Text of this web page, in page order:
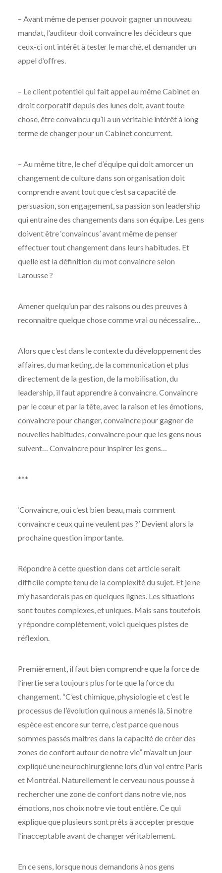
– Avant même de penser pouvoir gagner un nouveau
mandat, l’auditeur doit convaincre les décideurs que
ceux-ci ont intérêt à tester le marché, et demander un
appel d’offres.
– Le client potentiel qui fait appel au même Cabinet en
droit corporatif depuis des lunes doit, avant toute
chose, être convaincu qu’il a un véritable intérêt à long
terme de changer pour un Cabinet concurrent.
– Au même titre, le chef d’équipe qui doit amorcer un
changement de culture dans son organisation doit
comprendre avant tout que c’est sa capacité de
persuasion, son engagement, sa passion son leadership
qui entraine des changements dans son équipe. Les gens
doivent être ‘convaincus’ avant même de penser
effectuer tout changement dans leurs habitudes. Et
quelle est la définition du mot convaincre selon
Larousse ?
Amener quelqu’un par des raisons ou des preuves à
reconnaitre quelque chose comme vrai ou nécessaire…
Alors que c’est dans le contexte du développement des
affaires, du marketing, de la communication et plus
directement de la gestion, de la mobilisation, du
leadership, il faut apprendre à convaincre. Convaincre
par le cœur et par la tête, avec la raison et les émotions,
convaincre pour changer, convaincre pour gagner de
nouvelles habitudes, convaincre pour que les gens nous
suivent… Convaincre pour inspirer les gens…
***
‘Convaincre, oui c’est bien beau, mais comment
convaincre ceux qui ne veulent pas ?’ Devient alors la
prochaine question importante.
Répondre à cette question dans cet article serait
difficile compte tenu de la complexité du sujet. Et je ne
m’y hasarderais pas en quelques lignes. Les situations
sont toutes complexes, et uniques. Mais sans toutefois
y répondre complètement, voici quelques pistes de
réflexion.
Premièrement, il faut bien comprendre que la force de
l’inertie sera toujours plus forte que la force du
changement. “C’est chimique, physiologie et c’est le
processus de l’évolution qui nous a menés là. Si notre
espèce est encore sur terre, c’est parce que nous
sommes passés maitres dans la capacité de créer des
zones de confort autour de notre vie” m’avait un jour
expliqué une neurochirurgienne lors d’un vol entre Paris
et Montréal. Naturellement le cerveau nous pousse à
rechercher une zone de confort dans notre vie, nos
émotions, nos choix notre vie tout entière. Ce qui
explique que plusieurs sont prêts à accepter presque
l’inacceptable avant de changer véritablement.
En ce sens, lorsque nous demandons à nos gens